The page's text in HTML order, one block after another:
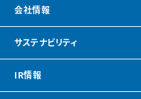
製品案内
システム提案
CAD・BIMデータ
会社情報
会社案内
会社概要
サステナビリティ
方針・トップメッセージ
IR情報